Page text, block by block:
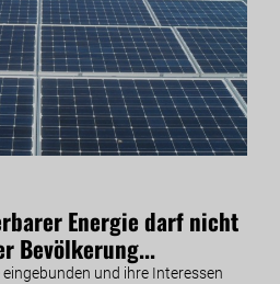
Energie darf nicht
Bevölkerung...
und ihre Interessen